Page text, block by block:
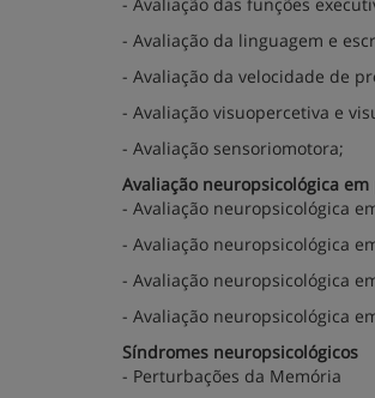
- Avaliação da linguagem e
- Avaliação da velocidade de
- Avaliação visuopercetiva e
- Avaliação sensoriomotora;
Avaliação neuropsicológica
- Avaliação neuropsicológica
- Avaliação neuropsicológica
- Avaliação neuropsicológica
- Avaliação neuropsicológica
Síndromes neuropsicológicos
- Perturbações da Memória